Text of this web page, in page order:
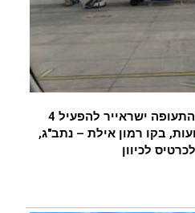
החל מהיום צפויה חברת התעופה ישראייר להפעיל 4
בקו רמון אילת – נתב"ג,